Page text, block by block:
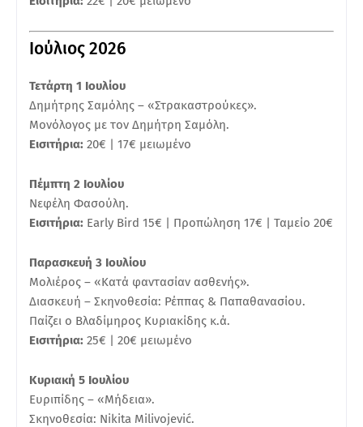
Ιούλιος 2026
Τετάρτη 1 Ιουλίου
Δημήτρης Σαμόλης – «Στρακαστρούκες».
Μονόλογος με τον Δημήτρη Σαμόλη.
Εισιτήρια: 20€ | 17€ μειωμένο
Πέμπτη 2 Ιουλίου
Νεφέλη Φασούλη.
Εισιτήρια: Early Bird 15€ | Προπώληση 17€ | Ταμείο 20€
Παρασκευή 3 Ιουλίου
Μολιέρος – «Κατά φαντασίαν ασθενής».
Διασκευή – Σκηνοθεσία: Ρέππας & Παπαθανασίου.
Παίζει ο Βλαδίμηρος Κυριακίδης κ.ά.
Εισιτήρια: 25€ | 20€ μειωμένο
Κυριακή 5 Ιουλίου
Ευριπίδης – «Μήδεια».
Σκηνοθεσία: Nikita Milivojević.